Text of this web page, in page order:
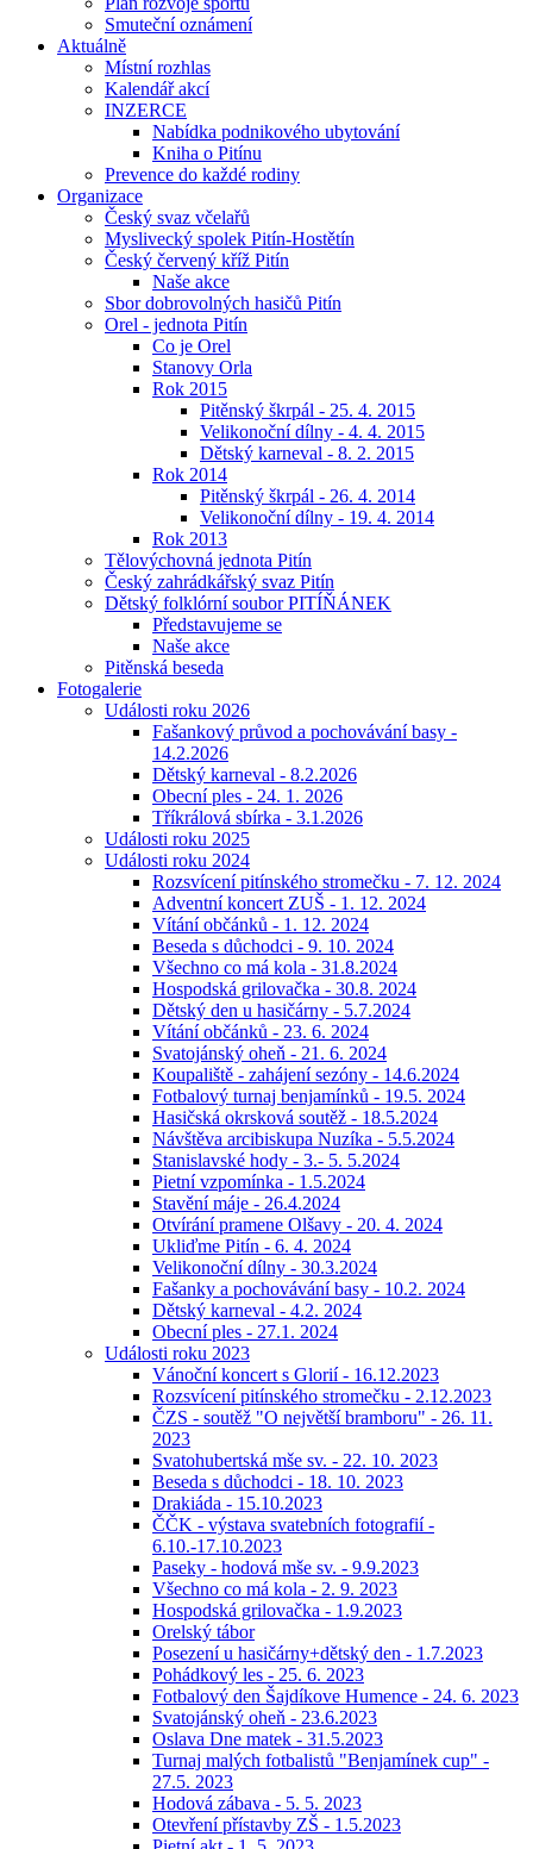
Smuteční oznámení
Aktuálně
Místní rozhlas
Kalendář akcí
INZERCE
Nabídka podnikového ubytování
Kniha o Pitínu
Prevence do každé rodiny
Organizace
Český svaz včelařů
Myslivecký spolek Pitín-Hostětín
Český červený kříž Pitín
Naše akce
Sbor dobrovolných hasičů Pitín
Orel - jednota Pitín
Co je Orel
Stanovy Orla
Rok 2015
Pitěnský škrpál - 25. 4. 2015
Velikonoční dílny - 4. 4. 2015
Dětský karneval - 8. 2. 2015
Rok 2014
Pitěnský škrpál - 26. 4. 2014
Velikonoční dílny - 19. 4. 2014
Rok 2013
Tělovýchovná jednota Pitín
Český zahrádkářský svaz Pitín
Dětský folklórní soubor PITÍŇÁNEK
Představujeme se
Naše akce
Pitěnská beseda
Fotogalerie
Události roku 2026
Fašankový průvod a pochovávání basy -
14.2.2026
Dětský karneval - 8.2.2026
Obecní ples - 24. 1. 2026
Tříkrálová sbírka - 3.1.2026
Události roku 2025
Události roku 2024
Rozsvícení pitínského stromečku - 7. 12. 2024
Adventní koncert ZUŠ - 1. 12. 2024
Vítání občánků - 1. 12. 2024
Beseda s důchodci - 9. 10. 2024
Všechno co má kola - 31.8.2024
Hospodská grilovačka - 30.8. 2024
Dětský den u hasičárny - 5.7.2024
Vítání občánků - 23. 6. 2024
Svatojánský oheň - 21. 6. 2024
Koupaliště - zahájení sezóny - 14.6.2024
Fotbalový turnaj benjamínků - 19.5. 2024
Hasičská okrsková soutěž - 18.5.2024
Návštěva arcibiskupa Nuzíka - 5.5.2024
Stanislavské hody - 3.- 5. 5.2024
Pietní vzpomínka - 1.5.2024
Stavění máje - 26.4.2024
Otvírání pramene Olšavy - 20. 4. 2024
Ukliďme Pitín - 6. 4. 2024
Velikonoční dílny - 30.3.2024
Fašanky a pochovávání basy - 10.2. 2024
Dětský karneval - 4.2. 2024
Obecní ples - 27.1. 2024
Události roku 2023
Vánoční koncert s Glorií - 16.12.2023
Rozsvícení pitínského stromečku - 2.12.2023
ČZS - soutěž "O největší bramboru" - 26. 11.
2023
Svatohubertská mše sv. - 22. 10. 2023
Beseda s důchodci - 18. 10. 2023
Drakiáda - 15.10.2023
ČČK - výstava svatebních fotografií -
6.10.-17.10.2023
Paseky - hodová mše sv. - 9.9.2023
Všechno co má kola - 2. 9. 2023
Hospodská grilovačka - 1.9.2023
Orelský tábor
Posezení u hasičárny+dětský den - 1.7.2023
Pohádkový les - 25. 6. 2023
Fotbalový den Šajdíkove Humence - 24. 6. 2023
Svatojánský oheň - 23.6.2023
Oslava Dne matek - 31.5.2023
Turnaj malých fotbalistů "Benjamínek cup" -
27.5. 2023
Hodová zábava - 5. 5. 2023
Otevření přístavby ZŠ - 1.5.2023